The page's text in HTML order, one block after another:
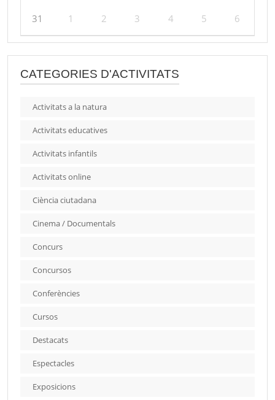
31 1 2 3 4 5 6
CATEGORIES D'ACTIVITATS
Activitats a la natura
Activitats educatives
Activitats infantils
Activitats online
Ciència ciutadana
Cinema / Documentals
Concurs
Concursos
Conferències
Cursos
Destacats
Espectacles
Exposicions